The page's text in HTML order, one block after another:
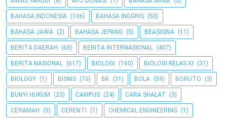
BAHASA INDONESIA (106) BAHASA INGGRIS (50)
BAHASA JAWA (2) BAHASA JEPANG (5) BEASISWA (11)
BERITA DAERAH (68) BERITA INTERNASIONAL (407)
BERITA NASIONAL (617) BIOLOGI (160) BIOLOGI KELAS XI (31)
BIOLOGY (1) BISNIS (70) BK (31) BOLA (59) BORUTO (3)
BUNYI HUKUM (23) CAMPUS (24) CARA SHALAT (3)
CERAMAH (5) CERENTI (1) CHEMICAL ENGINEERING (1)